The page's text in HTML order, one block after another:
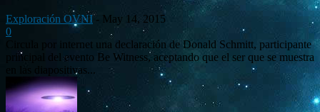
Exploración OVNI - May 14, 2015
0
Circula por internet una declaración de Donald Schmitt, participante
principal del evento Be Witness, aceptando que el ser que se muestra
en las diapositivas...